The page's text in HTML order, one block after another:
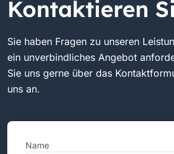
Kontaktieren
Sie haben Fragen zu unseren
ein unverbindliches Angebot
Sie uns gerne über das
uns an.
Name